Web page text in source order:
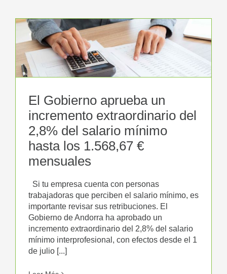
El Gobierno aprueba un
incremento extraordinario del
2,8% del salario mínimo
hasta los 1.568,67 €
mensuales
Si tu empresa cuenta con personas
trabajadoras que perciben el salario mínimo, es
importante revisar sus retribuciones. El
Gobierno de Andorra ha aprobado un
incremento extraordinario del 2,8% del salario
mínimo interprofesional, con efectos desde el 1
de julio [...]